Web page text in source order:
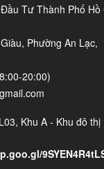
được trang bị
góc treo. Bên
loa và bảo vệ
Tư Thành Phố Hồ
Phường An Lạc,
20:00)
Khu A - Khu đô